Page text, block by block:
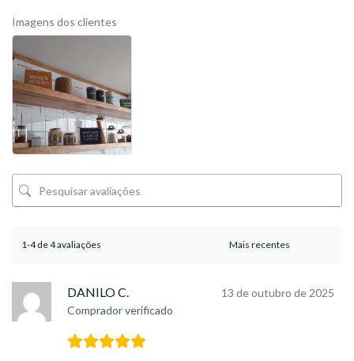
Imagens dos clientes
1-4 de 4 avaliações
DANILO C.
Comprador verificado
13 de outubro de 2025